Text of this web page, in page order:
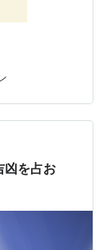
凶を占お